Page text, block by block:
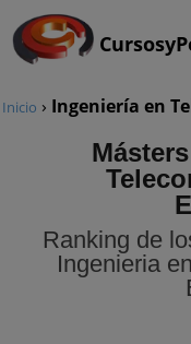
Inicio › Ingeniería en
Ranking de
Ingenieria